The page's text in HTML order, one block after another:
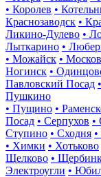
• Королев •
Краснозаводск •
Ликино-Дулево •
Лыткарино •
• Можайск •
Ногинск •
Павловский Посад
Пушкино
• Пущино •
Посад • Серпухов •
Ступино • Сходня
• Химки • Хотьково
Щелково •
Электроугли •